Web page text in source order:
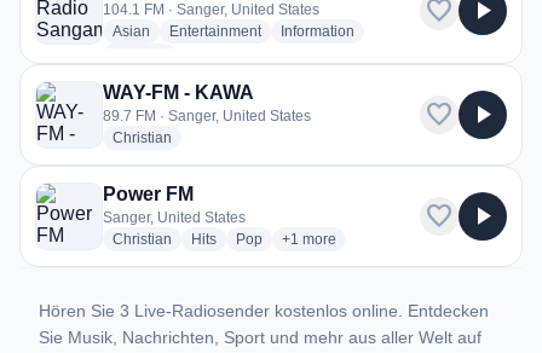
104.1 FM · Sanger, United States
Asian radio stations
Entertainmentradio stations
Information
favorite play_arrow
WAY-FM - KAWA
89.7 FM · Sanger, United States
Christian
favorite play_arrow
Power FM
Sanger, United States
Christian radio stations
Hitsradio stations
Popradio stations
+1 more genres for Power FM
more
favorite play_arrow
Hören Sie 3 Live-Radiosender kostenlos online. Entdecken
Sie Musik, Nachrichten, Sport und mehr aus aller Welt auf